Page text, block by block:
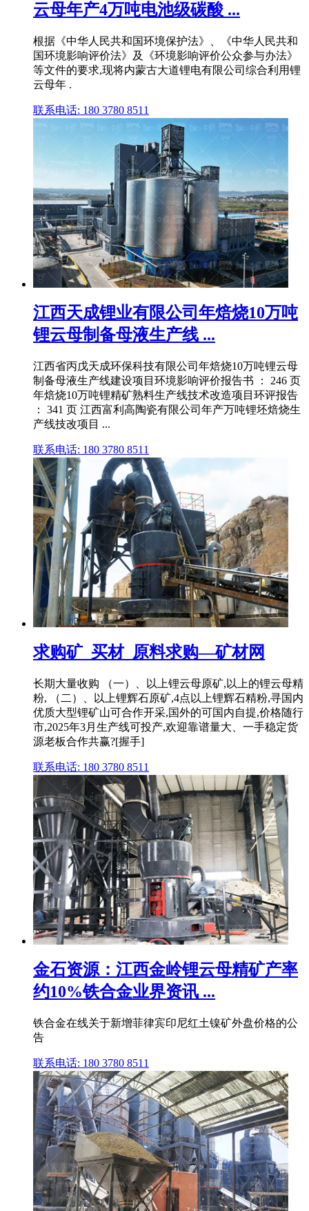
云母年产4万吨电池级碳酸 ...
根据《中华人民共和国环境保护法》、《中华人民共和
国环境影响评价法》及《环境影响评价公众参与办法》
等文件的要求,现将内蒙古大道锂电有限公司综合利用锂
云母年 .
联系电话: 180 3780 8511
江西天成锂业有限公司年焙烧10万吨
锂云母制备母液生产线 ...
江西省丙戊天成环保科技有限公司年焙烧10万吨锂云母
制备母液生产线建设项目环境影响评价报告书 ： 246 页
年焙烧10万吨锂精矿熟料生产线技术改造项目环评报告
： 341 页 江西富利高陶瓷有限公司年产万吨锂坯焙烧生
产线技改项目 ...
联系电话: 180 3780 8511
求购矿_买材_原料求购—矿材网
长期大量收购 （一）、以上锂云母原矿,以上的锂云母精
粉, （二）、以上锂辉石原矿,4点以上锂辉石精粉,寻国内
优质大型锂矿山可合作开采,国外的可国内自提,价格随行
市,2025年3月生产线可投产,欢迎靠谱量大、一手稳定货
源老板合作共赢?[握手]
联系电话: 180 3780 8511
金石资源：江西金岭锂云母精矿产率
约10%铁合金业界资讯 ...
铁合金在线关于新增菲律宾印尼红土镍矿外盘价格的公
告
联系电话: 180 3780 8511